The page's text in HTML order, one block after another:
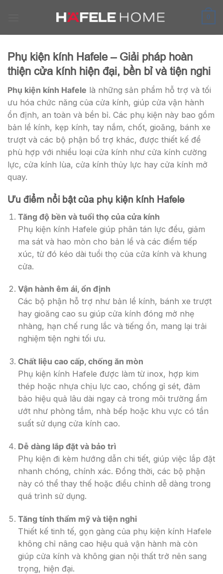
0
Phụ kiện kính Hafele – Giải pháp hoàn
thiện cửa kính hiện đại, bền bỉ và tiện nghi
Phụ kiện kính Hafele là những sản phẩm hỗ trợ và tối
ưu hóa chức năng của cửa kính, giúp cửa vận hành
ổn định, an toàn và bền bỉ. Các phụ kiện này bao gồm
bản lề kính, kẹp kính, tay nắm, chốt, gioăng, bánh xe
trượt và các bộ phận bổ trợ khác, được thiết kế để
phù hợp với nhiều loại cửa kính như cửa kính cường
lực, cửa kính lùa, cửa kính thủy lực hay cửa kính mở
quay.
Ưu điểm nổi bật của phụ kiện kính Hafele
Tăng độ bền và tuổi thọ của cửa kính
Phụ kiện kính Hafele giúp phân tán lực đều, giảm
ma sát và hao mòn cho bản lề và các điểm tiếp
xúc, từ đó kéo dài tuổi thọ của cửa kính và khung
cửa.
Vận hành êm ái, ổn định
Các bộ phận hỗ trợ như bản lề kính, bánh xe trượt
hay gioăng cao su giúp cửa kính đóng mở nhẹ
nhàng, hạn chế rung lắc và tiếng ồn, mang lại trải
nghiệm tiện nghi tối ưu.
Chất liệu cao cấp, chống ăn mòn
Phụ kiện kính Hafele được làm từ inox, hợp kim
thép hoặc nhựa chịu lực cao, chống gỉ sét, đảm
bảo hiệu quả lâu dài ngay cả trong môi trường ẩm
ướt như phòng tắm, nhà bếp hoặc khu vực có tần
suất sử dụng cửa kính cao.
Dễ dàng lắp đặt và bảo trì
Phụ kiện đi kèm hướng dẫn chi tiết, giúp việc lắp đặt
nhanh chóng, chính xác. Đồng thời, các bộ phận
này có thể thay thế hoặc điều chỉnh dễ dàng trong
quá trình sử dụng.
Tăng tính thẩm mỹ và tiện nghi
Thiết kế tinh tế, gọn gàng của phụ kiện kính Hafele
không chỉ nâng cao hiệu quả vận hành mà còn
giúp cửa kính và không gian nội thất trở nên sang
trọng, hiện đại.